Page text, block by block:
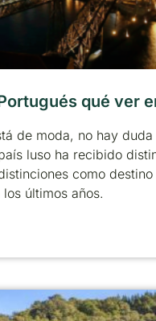
qué ver
de moda, no hay duda
luso ha recibido
como destino
últimos años.